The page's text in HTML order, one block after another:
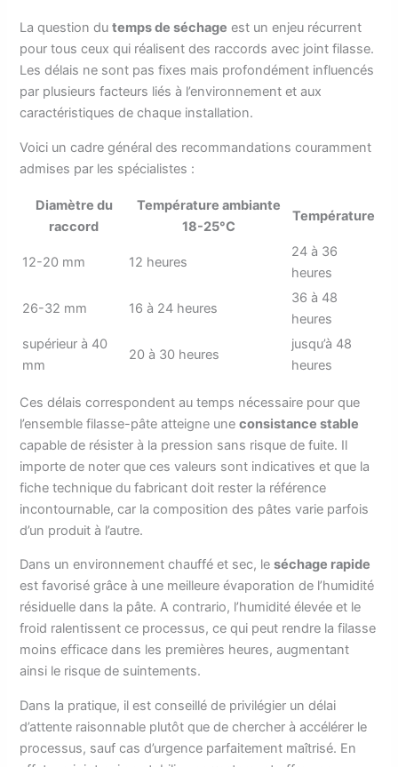
La question dutemps de séchage est un enjeu récurrent
pour tous ceux qui réalisent des raccords avec joint filasse.
Les délais ne sont pas fixes mais profondément influencés
par plusieurs facteurs liés à l’environnement et aux
caractéristiques de chaque installation.
Voici un cadre général des recommandations couramment
admises par les spécialistes :
Diamètre du
raccord
Température ambiante
18-25°C
Température
12-20 mm 12 heures
24 à 36
heures
26-32 mm 16 à 24 heures
36 à 48
heures
supérieur à 40
mm
20 à 30 heures
jusqu’à 48
heures
Ces délais correspondent au temps nécessaire pour que
l’ensemble filasse-pâte atteigne uneconsistance stable
capable de résister à la pression sans risque de fuite. Il
importe de noter que ces valeurs sont indicatives et que la
fiche technique du fabricant doit rester la référence
incontournable, car la composition des pâtes varie parfois
d’un produit à l’autre.
Dans un environnement chauffé et sec, leséchage rapide
est favorisé grâce à une meilleure évaporation de l’humidité
résiduelle dans la pâte. A contrario, l’humidité élevée et le
froid ralentissent ce processus, ce qui peut rendre la filasse
moins efficace dans les premières heures, augmentant
ainsi le risque de suintements.
Dans la pratique, il est conseillé de privilégier un délai
d’attente raisonnable plutôt que de chercher à accélérer le
processus, sauf cas d’urgence parfaitement maîtrisé. En